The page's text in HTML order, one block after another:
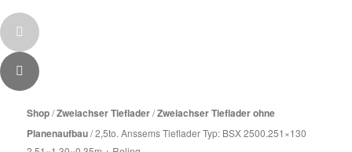
Zum
wechseln
Shop/Zweiachser Tieflader/Zweiachser Tieflader ohne
Planenaufbau/ 2,5to. Anssems Tieflader Typ: BSX 2500.251×130